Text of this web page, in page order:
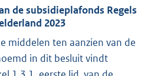
de subsidieplafonds Regels
2023
middelen ten aanzien van de
in dit besluit vindt